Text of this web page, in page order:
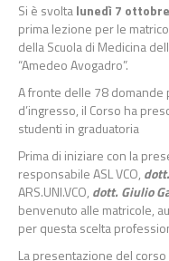
Si è svoltalunedì 7
prima lezione per le
della Scuola di Medicina
“Amedeo Avogadro”.
A fronte delle 78
d’ingresso, il Corso ha
studenti in graduatoria
Prima di iniziare con la
responsabile ASL VCO,
ARS.UNI.VCO, dott. Giulio
benvenuto alle matricole,
per questa scelta
La presentazione del